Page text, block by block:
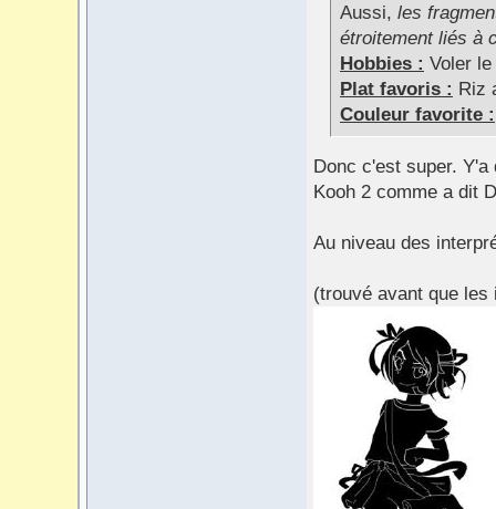
Aussi, les
étroitement liés à
Hobbies : Voler
Plat favoris : Riz
Couleur favorite :
Donc c'est super.
Kooh 2 comme a dit
Au niveau des
(trouvé avant que